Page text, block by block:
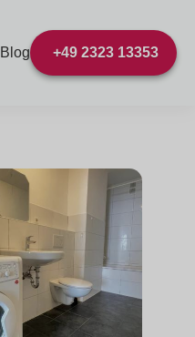
Blog +49 2323 13353